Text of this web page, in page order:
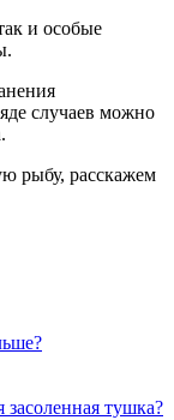
и особые
случаев можно
рыбу, расскажем
тушка?